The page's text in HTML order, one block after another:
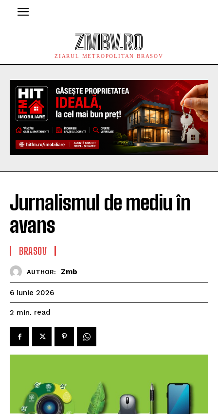
ZMBV.RO
ZIARUL METROPOLITAN BRASOV
Jurnalismul de mediu în
avans
BRASOV
AUTHOR: Zmb
6 iunie 2026
2 min. read